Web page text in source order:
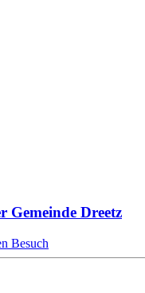
Gemeinde Dreetz
Besuch